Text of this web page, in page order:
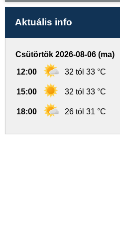
Aktuális info
Csütörtök 2026-08-06 (ma)
12:00 32 tól 33 °C
15:00 32 tól 33 °C
18:00 26 tól 31 °C